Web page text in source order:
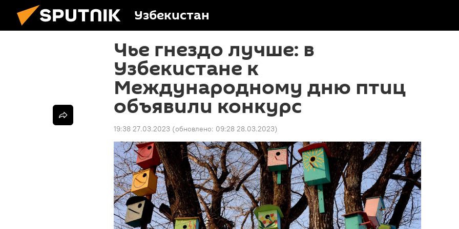
Узбекистан
Чье гнездо лучше: в
Узбекистане к
Международному дню птиц
объявили конкурс
19:38 27.03.2023 (обновлено: 09:28 28.03.2023)